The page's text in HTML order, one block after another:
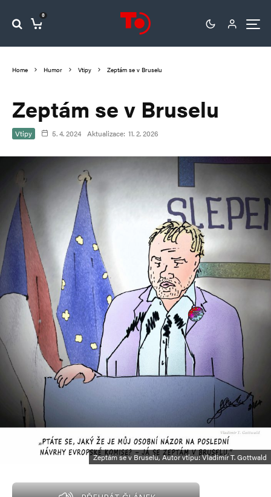
0
Home Humor Vtipy Zeptám se v Bruselu
Zeptám se v Bruselu
Vtipy 5. 4. 2024 Aktualizace: 11. 2. 2026
Zeptám se v Bruselu, Autor vtipu: Vladimír T. Gottwald